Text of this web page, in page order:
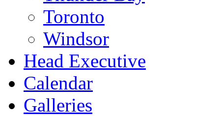
Toronto
Windsor
Head Executive
Calendar
Galleries